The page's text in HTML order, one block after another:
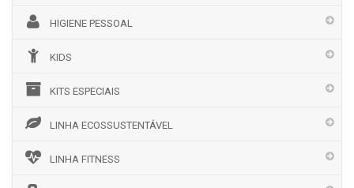
HIGIENE PESSOAL
KIDS
KITS ESPECIAIS
LINHA ECOSSUSTENTÁVEL
LINHA FITNESS